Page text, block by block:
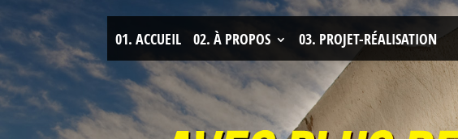
01. ACCUEIL 02. À PROPOS 03. PROJET-RÉALISATION